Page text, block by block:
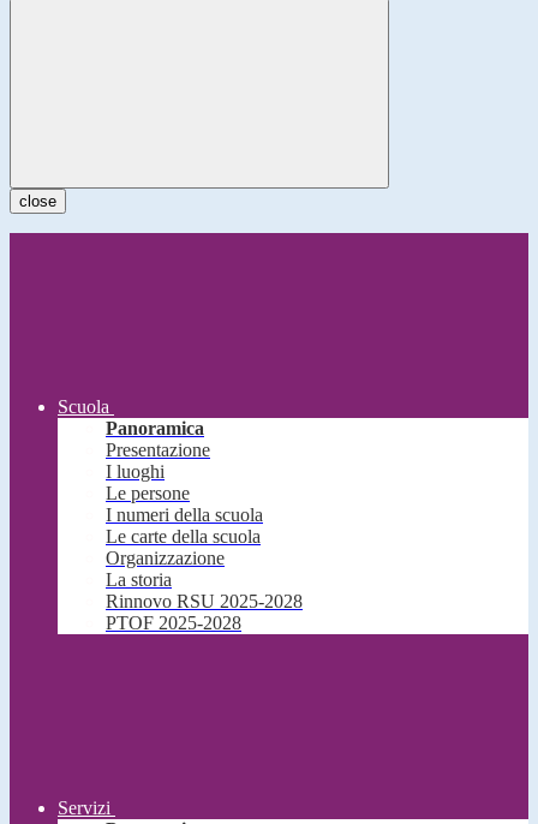
close
Scuola
Panoramica
Presentazione
I luoghi
Le persone
I numeri della scuola
Le carte della scuola
Organizzazione
La storia
Rinnovo RSU 2025-2028
PTOF 2025-2028
Servizi